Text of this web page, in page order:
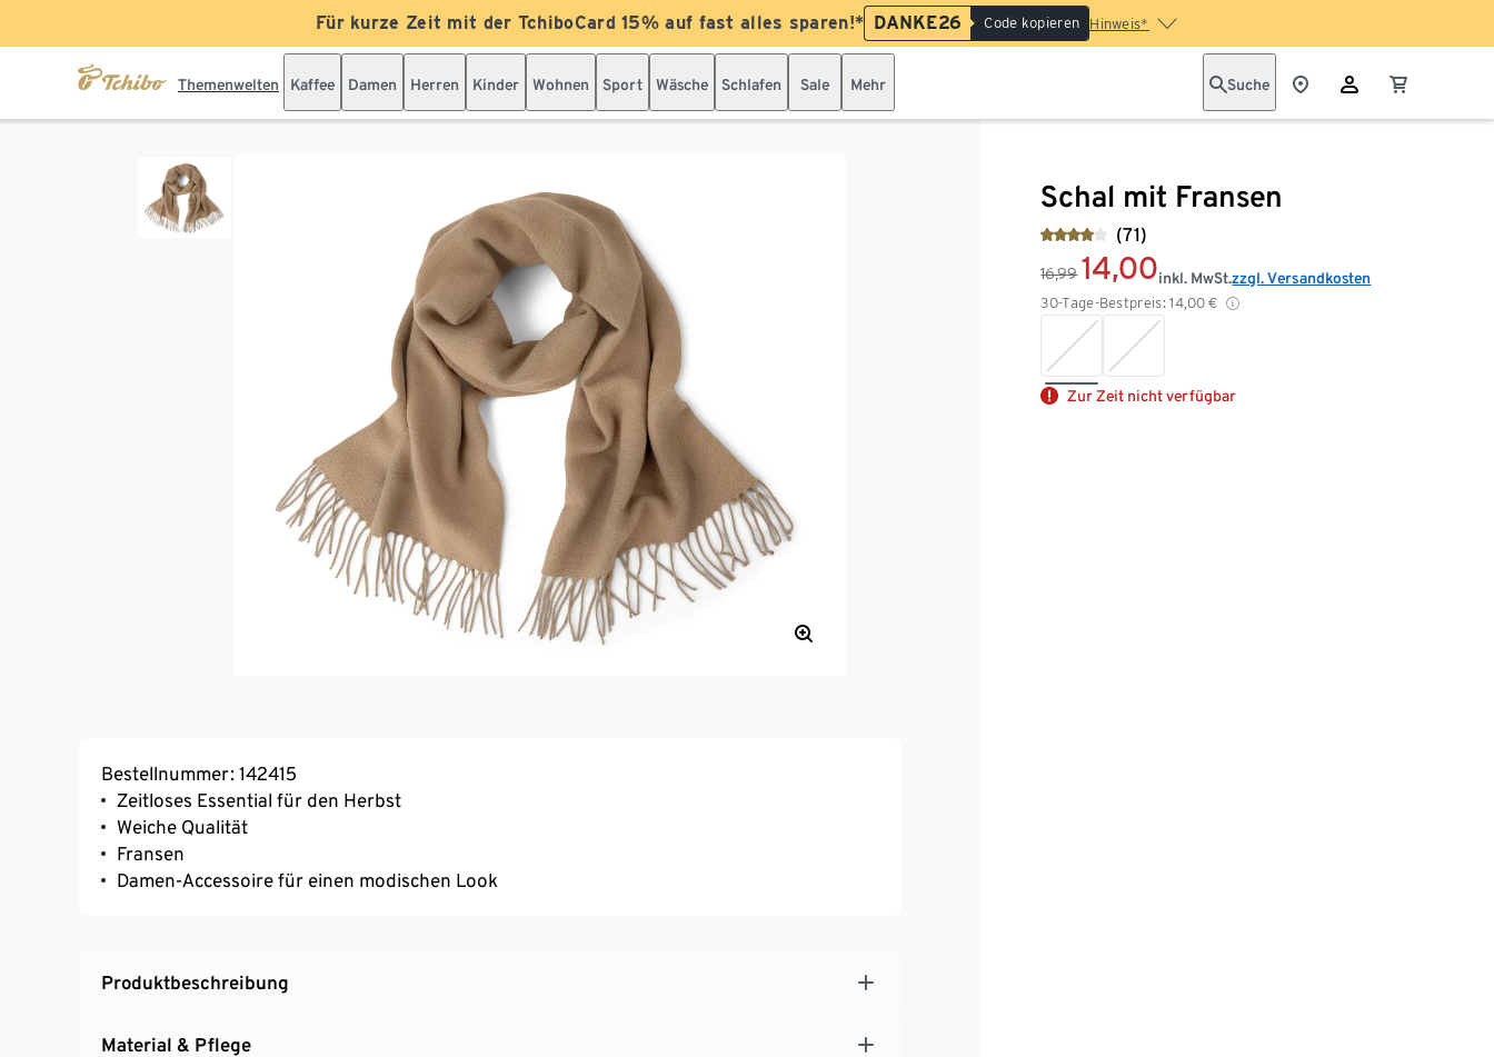
Für kurze Zeit mit der TchiboCard 15% auf fast alles sparen!* DANKE26 Code kopieren Hinweis*
Themenwelten Kaffee Damen Herren Kinder Wohnen Sport Wäsche Schlafen Sale Mehr Suche
Schal mit Fransen
(71)
16,99 14,00
30-Tage-Bestpreis: 14,00 €
inkl. MwSt.zzgl. Versandkosten
Zur Zeit nicht verfügbar
Bestellnummer: 142415
Zeitloses Essential für den Herbst
Weiche Qualität
Fransen
Damen-Accessoire für einen modischen Look
Produktbeschreibung
Material & Pflege